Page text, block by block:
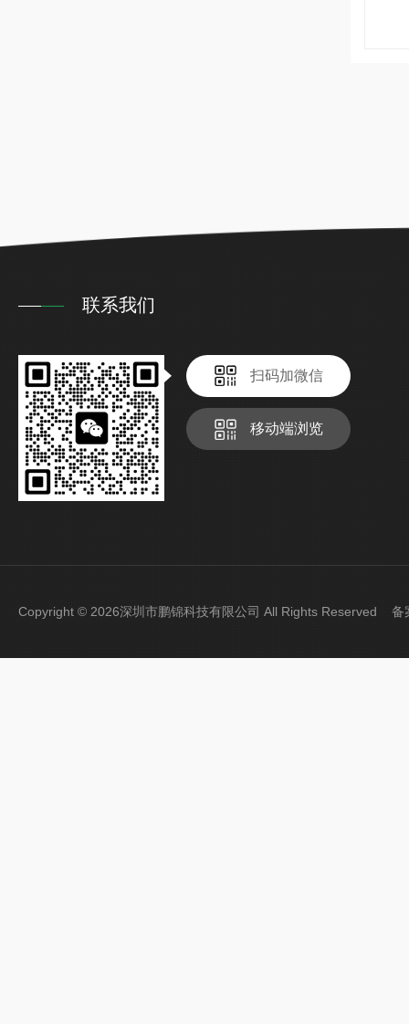
联系我们
扫码加微信
移动端浏览
Copyright © 2026深圳市鹏锦科技有限公司 All Rights Reserved 备